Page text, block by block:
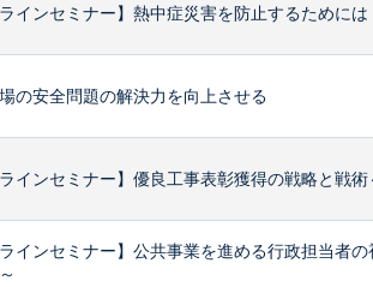
インセミナー】熱中症災害を防止するためには
の安全問題の解決力を向上させる
インセミナー】優良工事表彰獲得の戦略と戦
インセミナー】公共事業を進める行政担当者